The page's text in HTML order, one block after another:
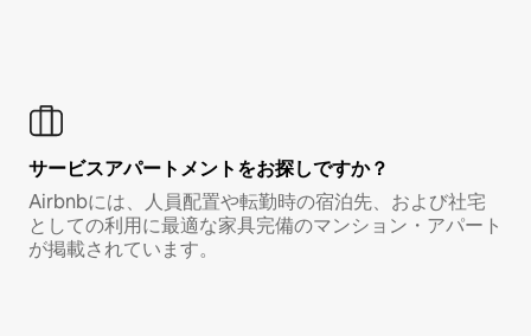
サービスアパートメントをお探しですか？
Airbnbには、人員配置や転勤時の宿泊先、および社宅
としての利用に最適な家具完備のマンション・アパート
が掲載されています。